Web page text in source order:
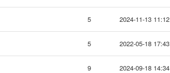
5 2024-11-13 11:12
5 2022-05-18 17:43
9 2024-09-18 14:34